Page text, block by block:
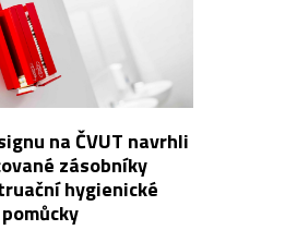
na ČVUT navrhli
zásobníky
hygienické
pomůcky